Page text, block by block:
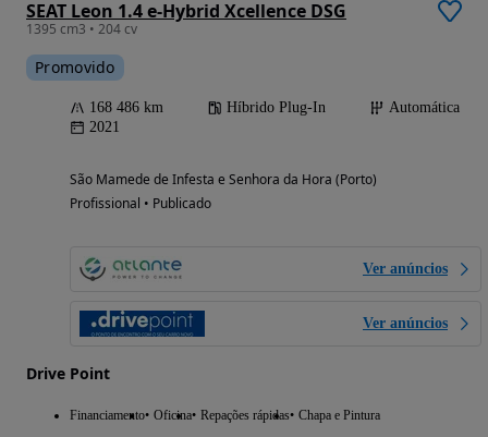
SEAT Leon 1.4 e-Hybrid Xcellence DSG
1395 cm3 • 204 cv
Promovido
168 486 km Híbrido Plug-In
Automática
2021
São Mamede de Infesta e Senhora da Hora (Porto)
Profissional • Publicado
Ver anúncios
Ver anúncios
Drive Point
Financiamento Oficina Repações rápidas Chapa e Pintura